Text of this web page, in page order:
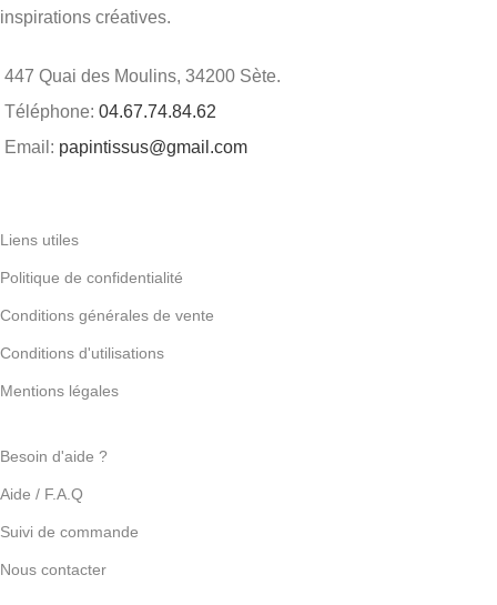
inspirations créatives.
447 Quai des Moulins, 34200 Sète.
Téléphone: 04.67.74.84.62
Email: papintissus@gmail.com
Liens utiles
Politique de confidentialité
Conditions générales de vente
Conditions d'utilisations
Mentions légales
Besoin d'aide ?
Aide / F.A.Q
Suivi de commande
Nous contacter